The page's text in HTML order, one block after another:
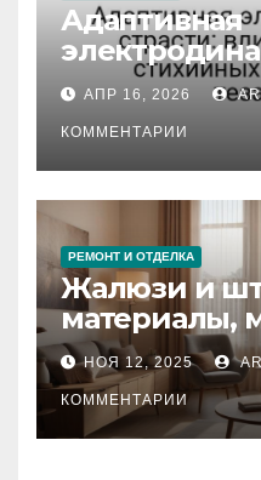
Адаптивная
влияние
стихийных
тезауруса
АПР 16, 2026
КОММЕНТАРИИ
РЕМОНТ И ОТДЕЛКА
Жалюзи и
материалы,
управления
НОЯ 12, 2025
КОММЕНТАРИИ